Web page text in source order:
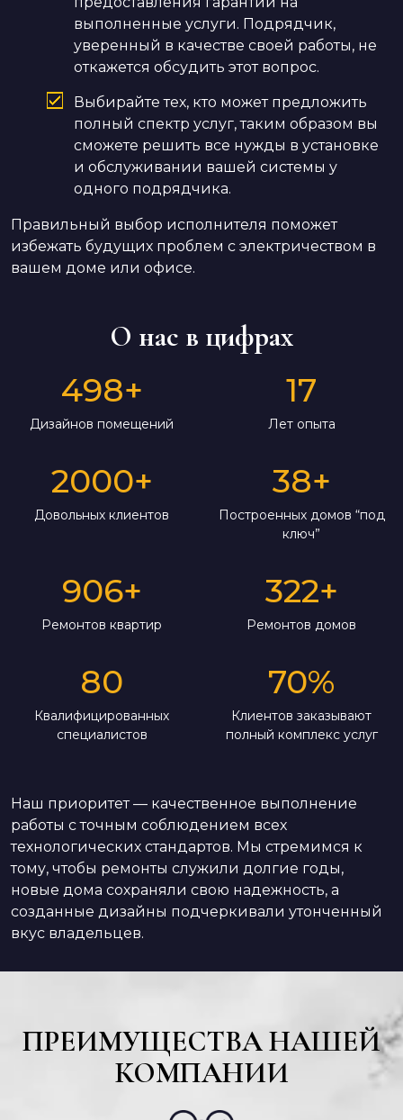
выполненные услуги. Подрядчик,
уверенный в качестве своей работы, не
откажется обсудить этот вопрос.
Выбирайте тех, кто может предложить
полный спектр услуг, таким образом вы
сможете решить все нужды в установке
и обслуживании вашей системы у
одного подрядчика.
Правильный выбор исполнителя поможет
избежать будущих проблем с электричеством в
вашем доме или офисе.
О нас в цифрах
498+
Дизайнов помещений
17
Лет опыта
2000+
Довольных клиентов
38+
Построенных домов “под
ключ”
906+
Ремонтов квартир
322+
Ремонтов домов
80
Квалифицированных
специалистов
70%
Клиентов заказывают
полный комплекс услуг
Наш приоритет — качественное выполнение
работы с точным соблюдением всех
технологических стандартов. Мы стремимся к
тому, чтобы ремонты служили долгие годы,
новые дома сохраняли свою надежность, а
созданные дизайны подчеркивали утонченный
вкус владельцев.
ПРЕИМУЩЕСТВА НАШЕЙ
КОМПАНИИ